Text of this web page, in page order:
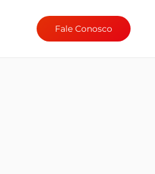
Fale Conosco